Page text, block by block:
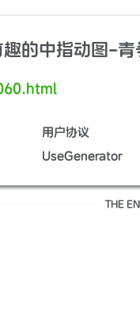
的中指动图-青
用户协议
UseGenerator
THE